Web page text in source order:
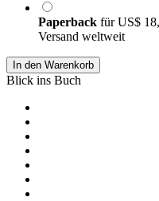
Paperback fürUS$
Versand weltweit
In den Warenkorb
Blick ins Buch